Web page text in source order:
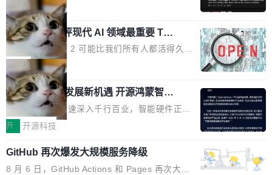
机身尺寸大幅精简。整机长度仅16厘米，属于同
功率段机身尺寸十分紧凑的1600W电源产品。小
巧机身有效提升市面主流标准A...
25年的8463亿美元扩张至2026年的8763亿美
元。数字的背后是一个清晰的事实——品牌对专
业化营销服务的需求从未如此迫切。 但市场扩容
的同时,服务商的竞争逻辑正在改变。2026年Top
Agency年度合辑的观察指出,“产品”这个离消费
者最近的载体,在整个品牌营销层面的权重显著变
高了。全域营销服务商的竞争正在从规模转向深
度,案例厚度、全域覆盖、多线协同...
且他们认为 ICLR/ICML/NeurIPS 充斥着大量过
度宣传和欺诈。」 OpenAI 研究员 Keller Jorda
n 这条推文引发了广泛讨论。他不是在说风凉
话，他是说出了一个圈内人尽皆知但很少公开捅
破的事实。 Jordan 随后补充了一句软化声明：
「我不认为这些会议上大部分论文都在过度宣传
或造假。问题是，作为读者，如果你筛选出那些
看起来最令人兴奋的论文，那它们大部分都是过
度宣传的。」 这才是真正的痛点。不是所有论文
都有问题，是最吸引眼球的那批论文最有问题。
他引用的帖子来自 Mathew Shen，一位 ICLR 2
026 的读者：「看了篇 ...
局
xAI 前工程师评现代 AI 领域最重要 Top
3 开源项目
Flash Attention 2 可能比我们所有人都活得久。
这句话不是来自某个技术博客，而是出自 Hieu
Pham 的一条推文。Hieu Pham 是谁？他是 xAI
的早期工程师之一，在 Grok 训练基础设施团队
工作过。近日他在 X 上发了一条帖子，列出了他
认为现代 AI 领域最重要的三个开源项目。 第一
理由很具体。FA 系列不需要解释，但 FA2 是他
认为最重要的一个——复杂度恰到好处，刚好能
局
共商智能硬件发展新机遇 开源鸿蒙智能
硬件开发者日杭州站即将举行
随着万物智联加速深入千行百业，智能硬件正从
单点设备迈向智能化、网联化、协同化发展。作
鸿蒙通过统一技术底座和分布式能力，为不同类
型智能设备的开发、连接与互联提供关键支撑，
开 开源科技
GitHub 再次爆发大规模服务降级
8 月 6 日，GitHub Actions 和 Pages 再次大规